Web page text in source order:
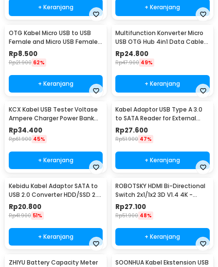
+ Keranjang + Keranjang
OTG Kabel Micro USB to USB
Female and Micro USB Female
18cm - A-UOY-02
Rp8.500
Rp21.900 62%
+ Keranjang
Multifunction Konverter Micro
USB OTG Hub 4in1 Data Cable
& Charge 3 Port - M3H4
Rp24.800
Rp47.900 49%
+ Keranjang
KCX Kabel USB Tester Voltase
Ampere Charger Power Bank
Voltmeter - KCX-017
Rp34.400
Rp61.900 45%
+ Keranjang
Kabel Adaptor USB Type A 3.0
to SATA Reader for External
HDD SSD - 4071-1097
Rp27.600
Rp51.900 47%
+ Keranjang
Kebidu Kabel Adaptor SATA to
USB 2.0 Converter HDD/SSD 2.5
Inch 30cm - CC017
Rp20.800
Rp41.900 51%
+ Keranjang
ROBOTSKY HDMI Bi-Directional
Switch 2x1/1x2 3D V1.4 4K -
ACDG0
Rp27.100
Rp51.900 48%
+ Keranjang
ZHIYU Battery Capacity Meter
SOONHUA Kabel Ekstension USB